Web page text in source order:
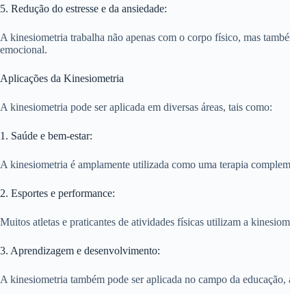
5. Redução do estresse e da ansiedade:
A kinesiometria trabalha não apenas com o corpo físico, mas
emocional.
Aplicações da Kinesiometria
A kinesiometria pode ser aplicada em diversas áreas, tais como:
1. Saúde e bem-estar:
A kinesiometria é amplamente utilizada como uma terapia
2. Esportes e performance:
Muitos atletas e praticantes de atividades físicas utilizam a
3. Aprendizagem e desenvolvimento:
A kinesiometria também pode ser aplicada no campo da